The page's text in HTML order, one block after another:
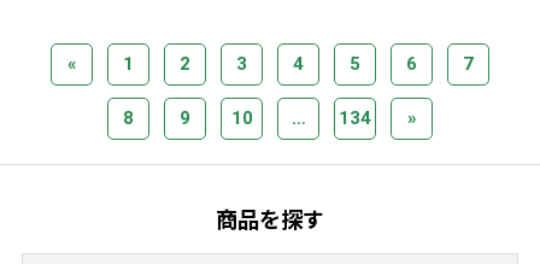
« 1 2 3 4 5 6 7
8 9 10 … 134 »
商品を探す